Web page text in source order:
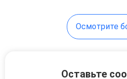
Осмотрите
Оставьте